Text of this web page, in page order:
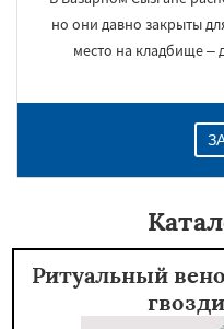
но они давно закрыты
место на кладбище –
Ритуальный